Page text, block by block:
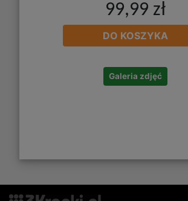
99,99 zł
DO KOSZYKA
Galeria zdjęć